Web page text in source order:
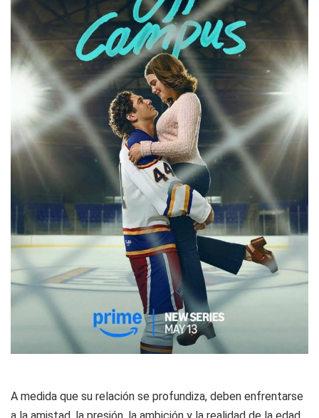
A medida que su relación se profundiza, deben enfrentarse